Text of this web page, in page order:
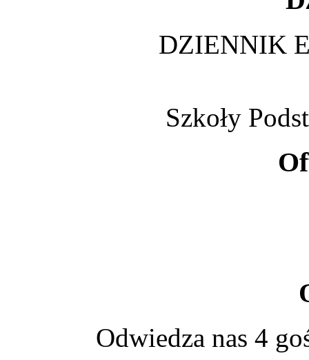
DZIENNIK
Szkoły
Odwiedza nas 4